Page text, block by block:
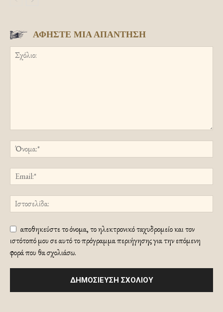
ΑΦΗΣΤΕ ΜΙΑ ΑΠΑΝΤΗΣΗ
αποθηκεύστε το όνομα, το ηλεκτρονικό ταχυδρομείο και τον
ιστότοπό μου σε αυτό το πρόγραμμα περιήγησης για την επόμενη
φορά που θα σχολιάσω.